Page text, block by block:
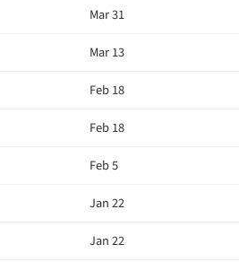
Mar 31
Mar 13
Feb 18
Feb 18
Feb 5
Jan 22
Jan 22